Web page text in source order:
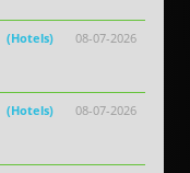
08-07-2026
(Hotels)
08-07-2026
(Hotels)